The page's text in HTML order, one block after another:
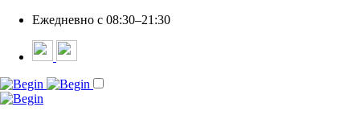
Ежедневно c 08:30–21:30